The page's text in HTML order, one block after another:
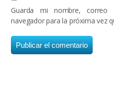
Guarda mi nombre,
navegador para la próxima vez